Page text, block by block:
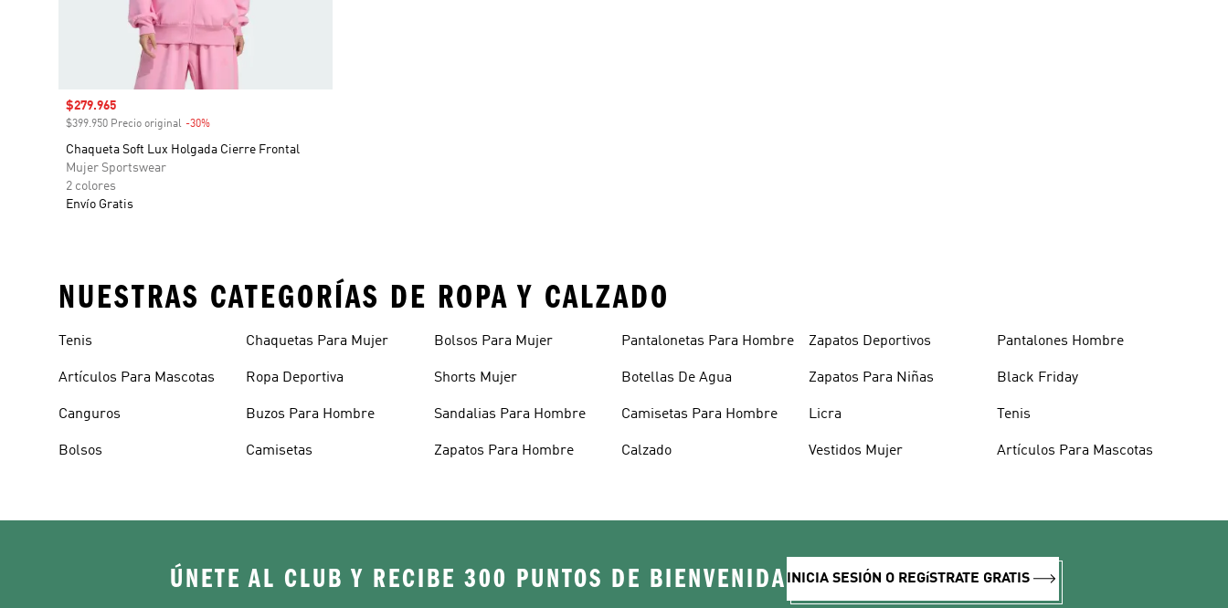
Precio de venta
$279.965
$399.950 Precio original -30%
Chaqueta Soft Lux Holgada Cierre Frontal
Mujer Sportswear
2 colores
Envío Gratis
NUESTRAS CATEGORÍAS DE ROPA Y CALZADO
Tenis
Artículos Para Mascotas
Canguros
Bolsos
Chaquetas Para Mujer
Ropa Deportiva
Buzos Para Hombre
Camisetas
Bolsos Para Mujer
Shorts Mujer
Sandalias Para Hombre
Zapatos Para Hombre
Pantalonetas Para Hombre
Botellas De Agua
Camisetas Para Hombre
Calzado
Zapatos Deportivos
Zapatos Para Niñas
Licra
Vestidos Mujer
Pantalones Hombre
Black Friday
Tenis
Artículos Para Mascotas
ÚNETE AL CLUB Y RECIBE 300 PUNTOS DE BIENVENIDA INICIA SESIÓN O REGíSTRATE GRATIS